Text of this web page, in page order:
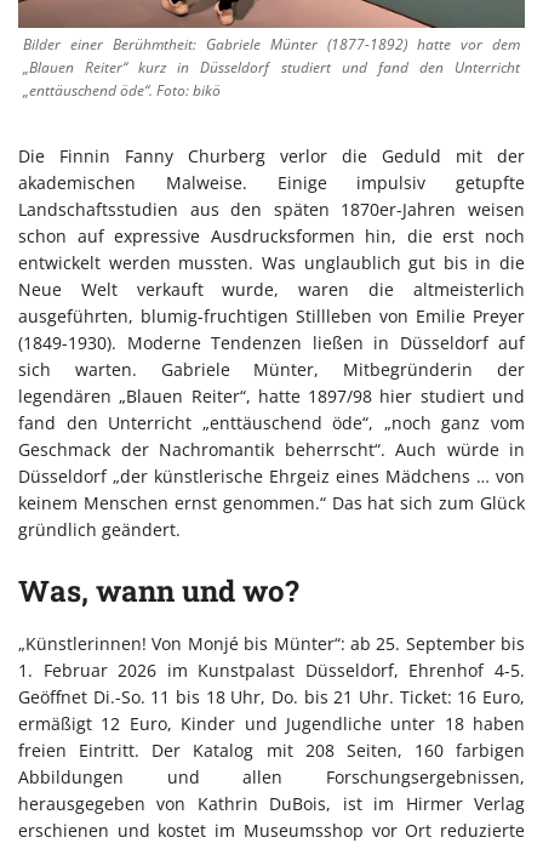
Bilder einer Berühmtheit: Gabriele Münter (1877-1892) hatte vor dem
„Blauen Reiter“ kurz in Düsseldorf studiert und fand den Unterricht
„enttäuschend öde“. Foto: bikö
Die Finnin Fanny Churberg verlor die Geduld mit der
akademischen Malweise. Einige impulsiv getupfte
Landschaftsstudien aus den späten 1870er-Jahren weisen
schon auf expressive Ausdrucksformen hin, die erst noch
entwickelt werden mussten. Was unglaublich gut bis in die
Neue Welt verkauft wurde, waren die altmeisterlich
ausgeführten, blumig-fruchtigen Stillleben von Emilie Preyer
(1849-1930). Moderne Tendenzen ließen in Düsseldorf auf
sich warten. Gabriele Münter, Mitbegründerin der
legendären „Blauen Reiter“, hatte 1897/98 hier studiert und
fand den Unterricht „enttäuschend öde“, „noch ganz vom
Geschmack der Nachromantik beherrscht“. Auch würde in
Düsseldorf „der künstlerische Ehrgeiz eines Mädchens … von
keinem Menschen ernst genommen.“ Das hat sich zum Glück
gründlich geändert.
Was, wann und wo?
„Künstlerinnen! Von Monjé bis Münter“: ab 25. September bis
1. Februar 2026 im Kunstpalast Düsseldorf, Ehrenhof 4-5.
Geöffnet Di.-So. 11 bis 18 Uhr, Do. bis 21 Uhr. Ticket: 16 Euro,
ermäßigt 12 Euro, Kinder und Jugendliche unter 18 haben
freien Eintritt. Der Katalog mit 208 Seiten, 160 farbigen
Abbildungen und allen Forschungsergebnissen,
herausgegeben von Kathrin DuBois, ist im Hirmer Verlag
erschienen und kostet im Museumsshop vor Ort reduzierte